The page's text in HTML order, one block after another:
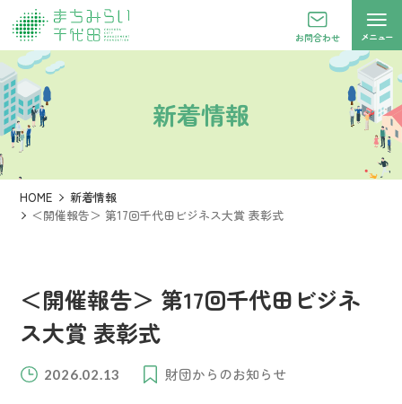
お問合わせ メニュー
新着情報
HOME
新着情報
＜開催報告＞ 第17回千代田ビジネス大賞 表彰式
＜開催報告＞ 第17回千代田ビジネ
ス大賞 表彰式
2026.02.13 財団からのお知らせ